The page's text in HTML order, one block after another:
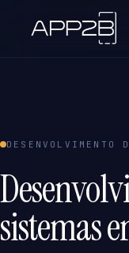
DESENVOLVIMENTO
sistemas